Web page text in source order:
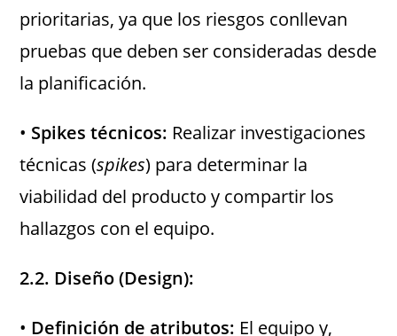
prioritarias, ya que los riesgos conllevan
pruebas que deben ser consideradas desde
la planificación.
• Spikes técnicos: Realizar investigaciones
técnicas (spikes) para determinar la
viabilidad del producto y compartir los
hallazgos con el equipo.
2.2. Diseño (Design):
• Definición de atributos: El equipo y,